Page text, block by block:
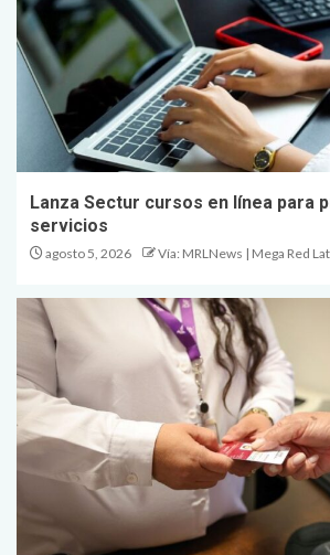
Lanza Sectur cursos en línea para
servicios
agosto 5, 2026 Vía: MRLNews | Mega Red